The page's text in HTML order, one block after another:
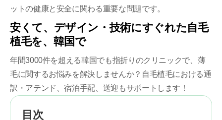
ットの健康と安全に関わる重要な問題です。
安くて、デザイン・技術にすぐれた自毛
植毛を、韓国で
年間3000件を超える韓国でも指折りのクリニックで、薄
毛に関するお悩みを解決しませんか？自毛植毛における通
訳・アテンド、宿泊手配、送迎もサポートします！
目次